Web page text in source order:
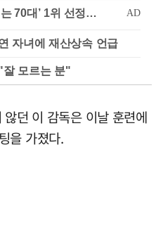
자녀에 재산상속 언급
잘 모르는 분"
던 이 감독은 이날 훈련에
을 가졌다.